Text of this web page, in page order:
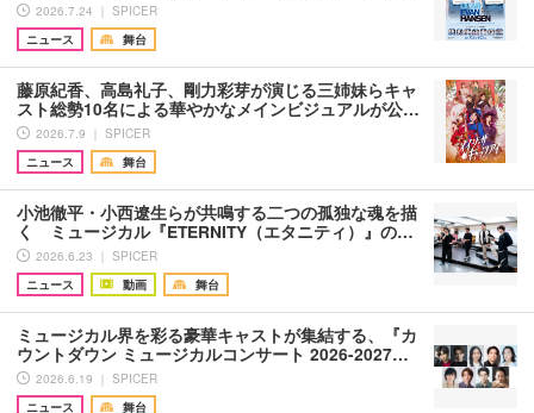
2026.7.24 ｜ SPICER
ニュース
舞台
藤原紀香、高島礼子、剛力彩芽が演じる三姉妹らキャ
スト総勢10名による華やかなメインビジュアルが公…
2026.7.9 ｜ SPICER
ニュース
舞台
小池徹平・小西遼生らが共鳴する二つの孤独な魂を描
く ミュージカル『ETERNITY（エタニティ）』の…
2026.6.23 ｜ SPICER
ニュース
動画 舞台
ミュージカル界を彩る豪華キャストが集結する、『カ
ウントダウン ミュージカルコンサート 2026-2027…
2026.6.19 ｜ SPICER
ニュース
舞台